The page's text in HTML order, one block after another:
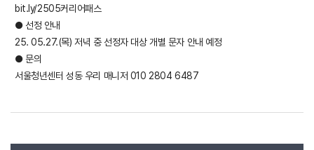
bit.ly/2505커리어패스
● 선정 안내
25. 05.27.(목) 저녁 중 선정자 대상 개별 문자 안내 예정
● 문의
서울청년센터 성동 우리 매니저 010 2804 6487